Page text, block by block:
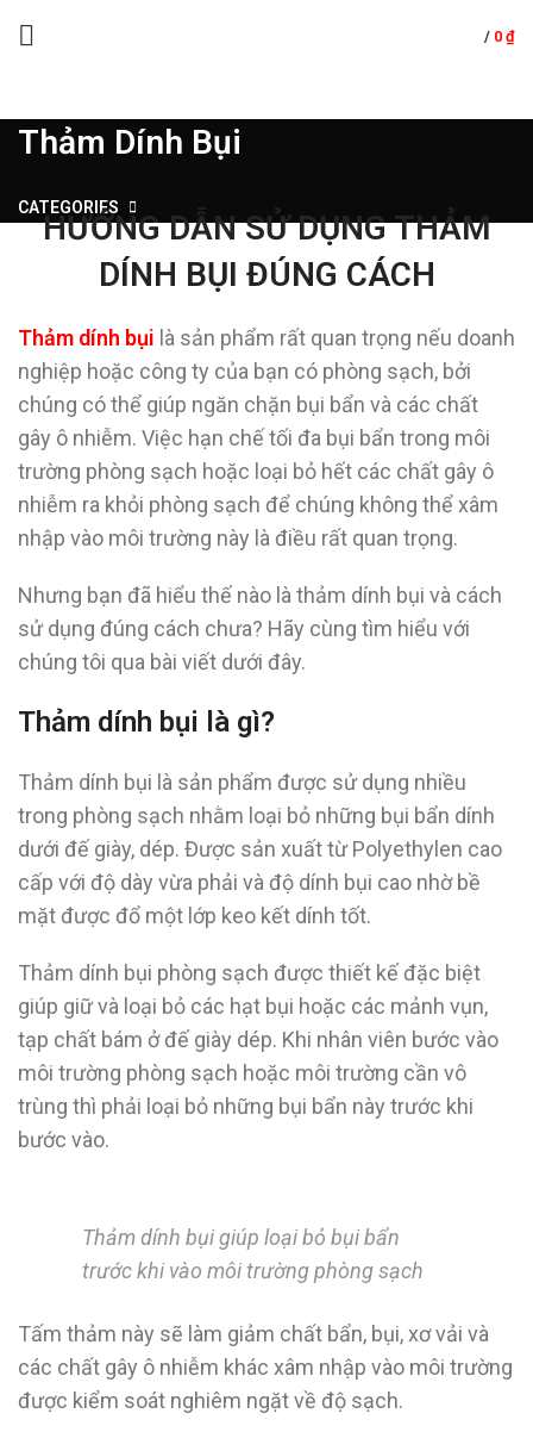
/ 0 ₫
Thảm Dính Bụi
CATEGORIES
HƯỚNG DẪN SỬ DỤNG THẢM
DÍNH BỤI ĐÚNG CÁCH
Thảm dính bụi là sản phẩm rất quan trọng nếu doanh
nghiệp hoặc công ty của bạn có phòng sạch, bởi
chúng có thể giúp ngăn chặn bụi bẩn và các chất
gây ô nhiễm. Việc hạn chế tối đa bụi bẩn trong môi
trường phòng sạch hoặc loại bỏ hết các chất gây ô
nhiễm ra khỏi phòng sạch để chúng không thể xâm
nhập vào môi trường này là điều rất quan trọng.
Nhưng bạn đã hiểu thế nào là thảm dính bụi và cách
sử dụng đúng cách chưa? Hãy cùng tìm hiểu với
chúng tôi qua bài viết dưới đây.
Thảm dính bụi là gì?
Thảm dính bụi là sản phẩm được sử dụng nhiều
trong phòng sạch nhằm loại bỏ những bụi bẩn dính
dưới đế giày, dép. Được sản xuất từ Polyethylen cao
cấp với độ dày vừa phải và độ dính bụi cao nhờ bề
mặt được đổ một lớp keo kết dính tốt.
Thảm dính bụi phòng sạch được thiết kế đặc biệt
giúp giữ và loại bỏ các hạt bụi hoặc các mảnh vụn,
tạp chất bám ở đế giày dép. Khi nhân viên bước vào
môi trường phòng sạch hoặc môi trường cần vô
trùng thì phải loại bỏ những bụi bẩn này trước khi
bước vào.
Thảm dính bụi giúp loại bỏ bụi bẩn
trước khi vào môi trường phòng sạch
Tấm thảm này sẽ làm giảm chất bẩn, bụi, xơ vải và
các chất gây ô nhiễm khác xâm nhập vào môi trường
được kiểm soát nghiêm ngặt về độ sạch.